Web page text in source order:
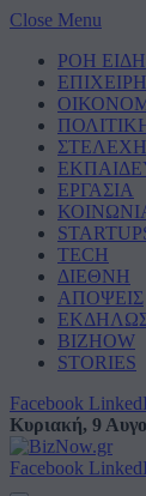
Close Menu
ΡΟΗ
ΣΤΕΛΕΧΗ
ΕΡΓΑΣΙΑ
TECH
ΔΙΕΘΝΗ
ΑΠΟΨΕΙΣ
BIZHOW
STORIES
Facebook
Κυριακή, 9
Facebook